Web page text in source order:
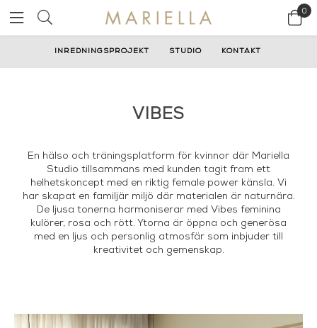
0
INREDNINGSPROJEKT STUDIO KONTAKT
VIBES
En hälso och träningsplatform för kvinnor där Mariella
Studio tillsammans med kunden tagit fram ett
helhetskoncept med en riktig female power känsla. Vi
har skapat en familjär miljö där materialen är naturnära.
De ljusa tonerna harmoniserar med Vibes feminina
kulörer, rosa och rött. Ytorna är öppna och generösa
med en ljus och personlig atmosfär som inbjuder till
kreativitet och gemenskap.